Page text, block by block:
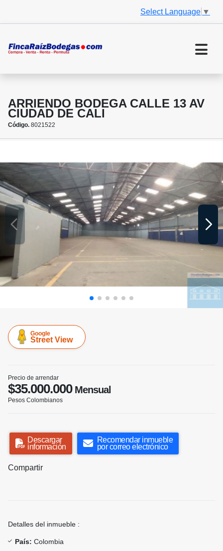
Select Language ▼
ARRIENDO BODEGA CALLE 13 AV
CIUDAD DE CALI
Código. 8021522
Google
Street View
Precio de arrendar
$35.000.000Mensual
Pesos Colombianos
Descargar
información
Recomendar inmueble
por correo electrónico
Compartir
Detalles del inmueble :
País: Colombia